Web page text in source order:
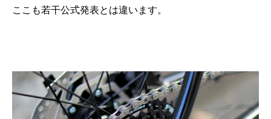
ここも若干公式発表とは違います。